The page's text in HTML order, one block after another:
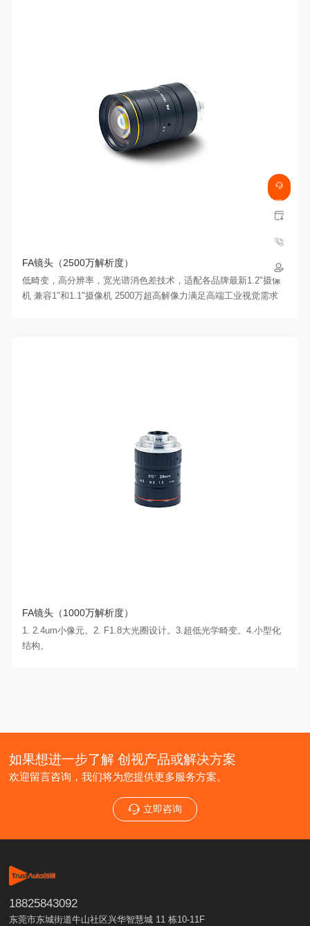
FA镜头（2500万解析度）
低畸变，高分辨率，宽光谱消色差技术，适配各品牌最新1.2"摄像
机 兼容1"和1.1"摄像机 2500万超高解像力满足高端工业视觉需求
FA镜头（1000万解析度）
1. 2.4um小像元。2. F1.8大光圈设计。3.超低光学畸变。4.小型化
结构。
如果想进一步了解 创视产品或解决方案
欢迎留言咨询，我们将为您提供更多服务方案。
立即咨询
18825843092
东莞市东城街道牛山社区兴华智慧城 11 栋10-11F